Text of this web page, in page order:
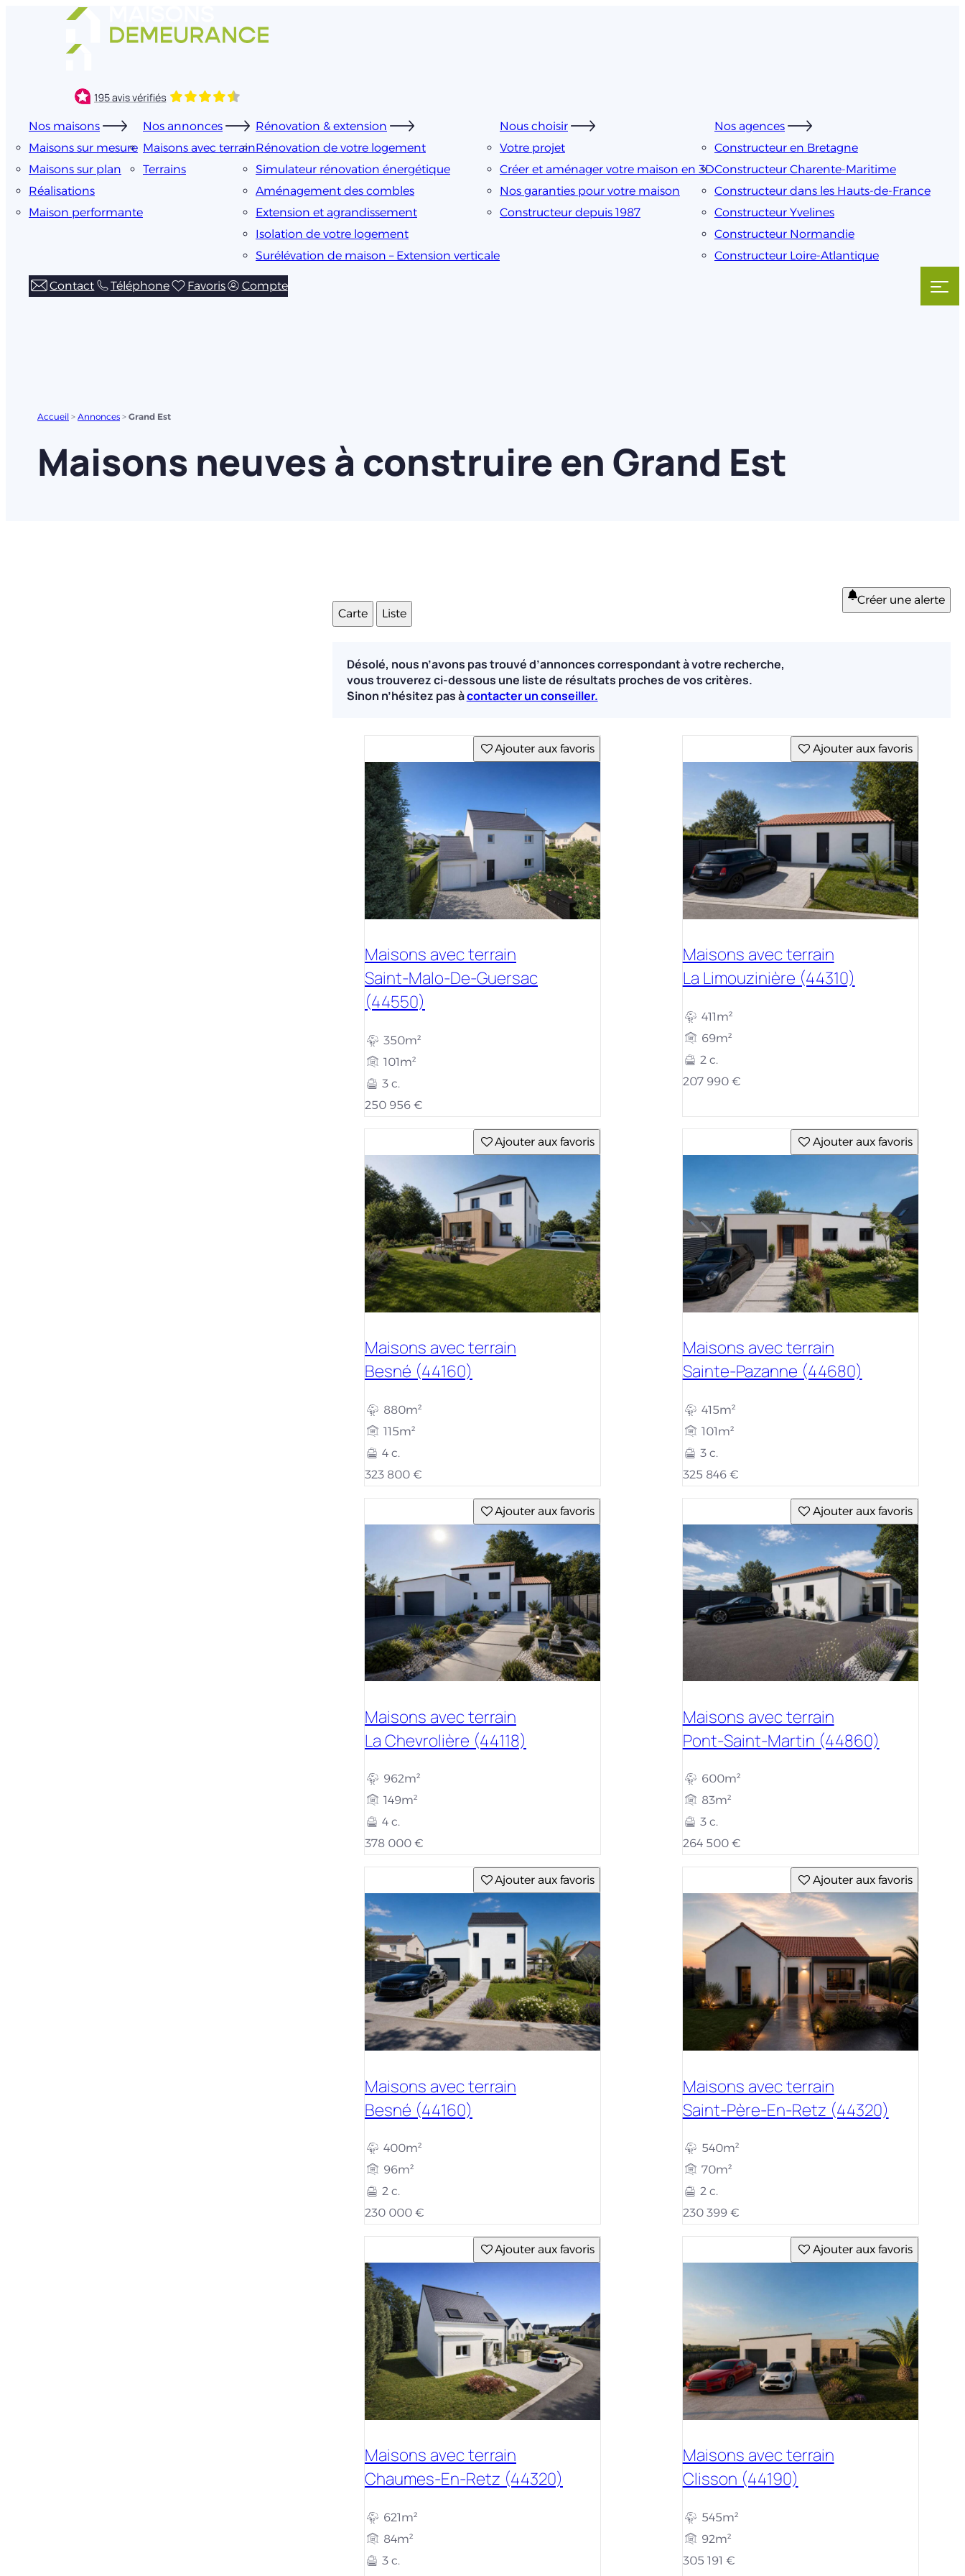
Nos maisons
Maisons sur mesure
Maisons sur plan
Réalisations
Maison performante
Nos annonces
Maisons avec terrain
Terrains
Rénovation & extension
Rénovation de votre logement
Simulateur rénovation énergétique
Aménagement des combles
Extension et agrandissement
Isolation de votre logement
Surélévation de maison – Extension verticale
Nous choisir
Votre projet
Créer et aménager votre maison en 3D
Nos garanties pour votre maison
Constructeur depuis 1987
Nos agences
Constructeur en Bretagne
Constructeur Charente-Maritime
Constructeur dans les Hauts-de-France
Constructeur Yvelines
Constructeur Normandie
Constructeur Loire-Atlantique
Contact Téléphone Favoris Compte
Accueil > Annonces > Grand Est
Maisons neuves à construire en Grand Est
Carte Liste
Créer une alerte
Désolé, nous n’avons pas trouvé d’annonces correspondant à votre recherche,
vous trouverez ci-dessous une liste de résultats proches de vos critères.
Sinon n’hésitez pas àcontacter un conseiller.
Ajouter aux favoris
Maisons avec terrain
Saint-Malo-De-Guersac
(44550)
350m²
101m²
3 c.
250 956 €
Ajouter aux favoris
Maisons avec terrain
La Limouzinière (44310)
411m²
69m²
2 c.
207 990 €
Ajouter aux favoris
Maisons avec terrain
Besné (44160)
880m²
115m²
4 c.
323 800 €
Ajouter aux favoris
Maisons avec terrain
Sainte-Pazanne (44680)
415m²
101m²
3 c.
325 846 €
Ajouter aux favoris
Maisons avec terrain
La Chevrolière (44118)
962m²
149m²
4 c.
378 000 €
Ajouter aux favoris
Maisons avec terrain
Pont-Saint-Martin (44860)
600m²
83m²
3 c.
264 500 €
Ajouter aux favoris
Maisons avec terrain
Besné (44160)
400m²
96m²
2 c.
230 000 €
Ajouter aux favoris
Maisons avec terrain
Saint-Père-En-Retz (44320)
540m²
70m²
2 c.
230 399 €
Ajouter aux favoris
Maisons avec terrain
Chaumes-En-Retz (44320)
621m²
84m²
3 c.
Ajouter aux favoris
Maisons avec terrain
Clisson (44190)
545m²
92m²
305 191 €